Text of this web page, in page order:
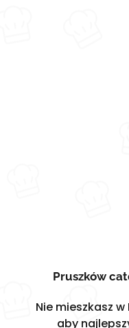
Pruszków
Nie mieszkasz
aby